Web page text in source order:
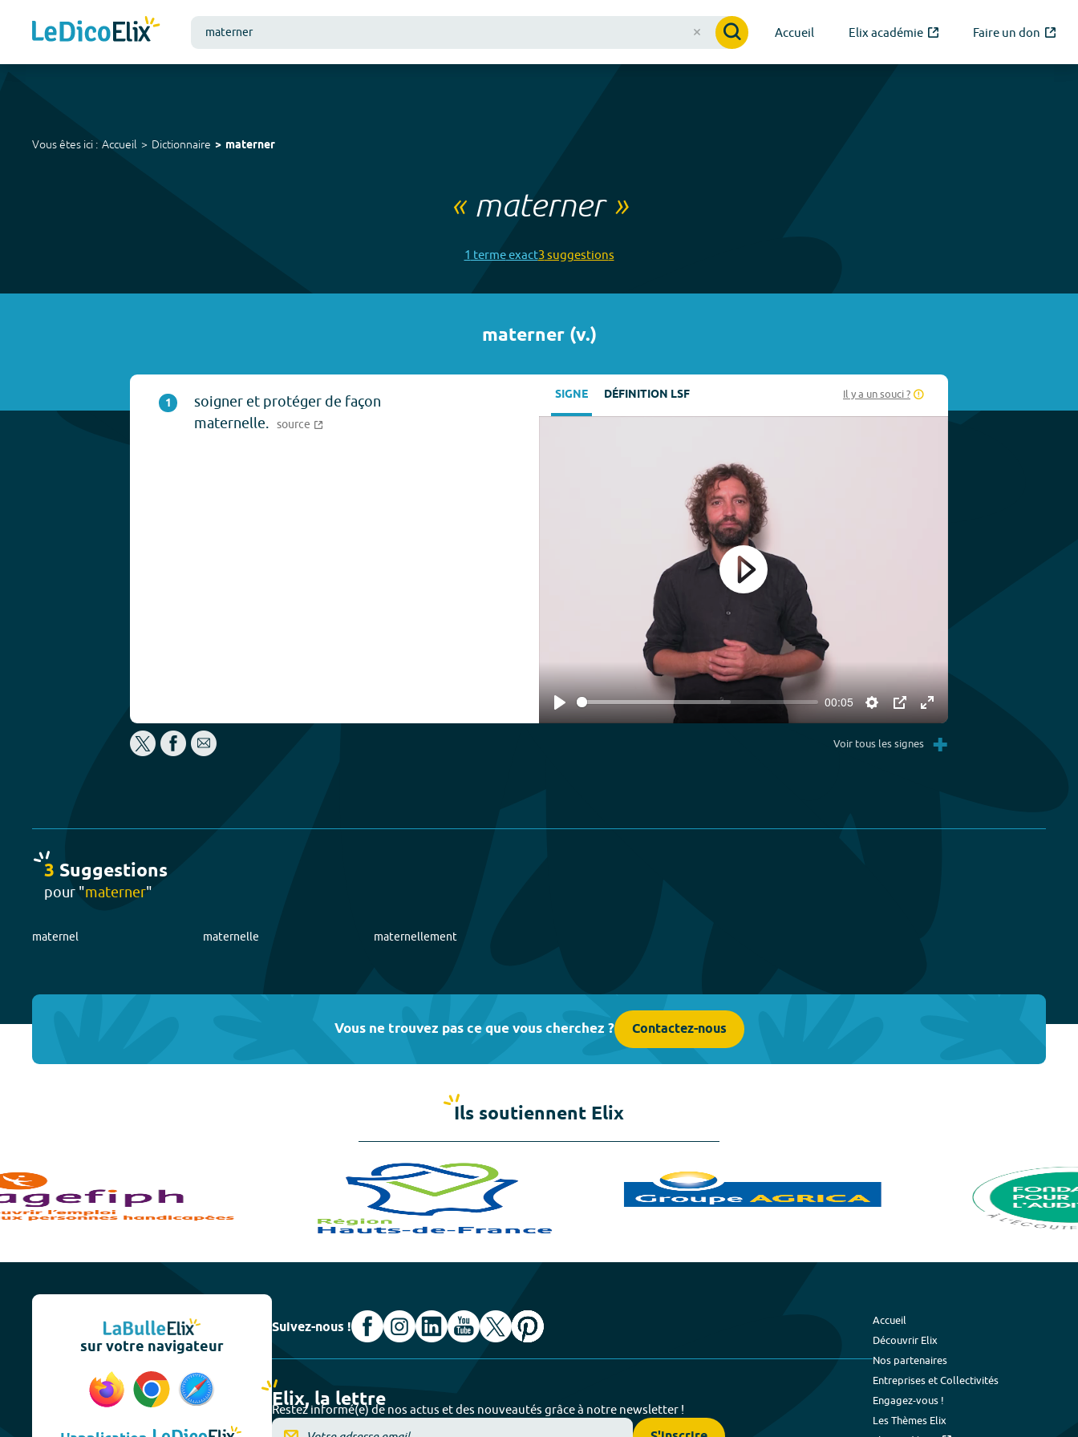
Accueil Elix académie Faire un don
Vous êtes ici : Accueil Dictionnaire materner
« materner»
1 termeexact3suggestions
materner(v.)
1
soigner et protéger de façon
maternelle. source
SIGNE DÉFINITION LSF Il y a un souci ?
Play
00:05
Settings
PIP Enter
fullscreen
Play
Voir tous les signes +
3 Suggestions
pour "materner"
maternel maternelle maternellement
Vous ne trouvez pas ce que vous cherchez ? Contactez-nous
Ils soutiennent Elix
sur votre navigateur
Suivez-nous !
Elix, la lettre
Restez informé(e) de nos actus et des nouveautés grâce à notre newsletter !
Accueil
Découvrir Elix
Nos partenaires
Entreprises et Collectivités
Engagez-vous !
Les Thèmes Elix